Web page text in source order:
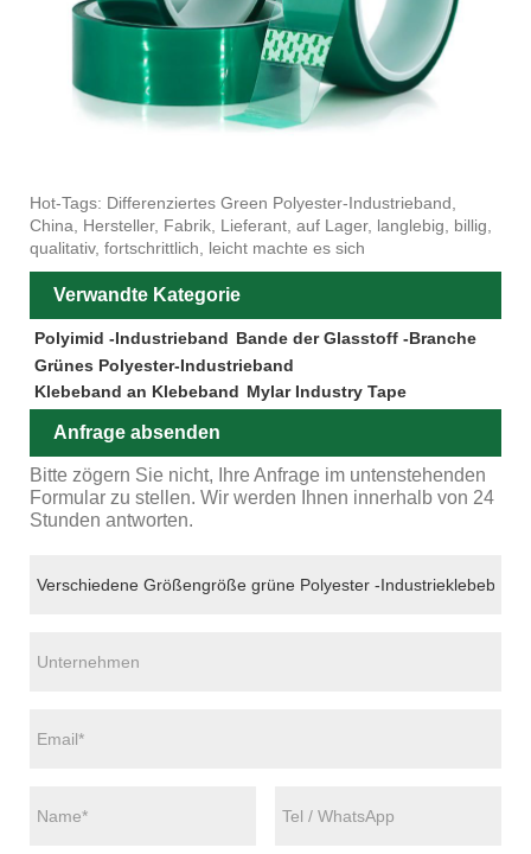
Hot-Tags: Differenziertes Green Polyester-Industrieband,
China, Hersteller, Fabrik, Lieferant, auf Lager, langlebig, billig,
qualitativ, fortschrittlich, leicht machte es sich
Verwandte Kategorie
Polyimid -Industrieband Bande der Glasstoff -Branche
Grünes Polyester-Industrieband
Klebeband an Klebeband Mylar Industry Tape
Anfrage absenden
Bitte zögern Sie nicht, Ihre Anfrage im untenstehenden
Formular zu stellen. Wir werden Ihnen innerhalb von 24
Stunden antworten.